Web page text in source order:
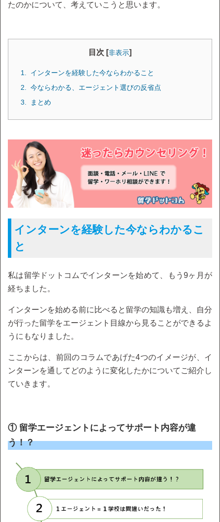
たのかについて、考えていこうと思います。
目次 [非表示]
インターンを経験した今ならわかること
今ならわかる、エージェント選びの反省点
まとめ
インターンを経験した今ならわかるこ
と
私は留学ドットコムでインターンを始めて、もう9ヶ月が
経ちました。
インターンを始める前に比べると留学の知識も増え、自分
が行った留学をエージェント目線から見ることができるよ
うにもなりました。
ここからは、前回のコラムであげた4つのイメージが、イ
ンターンを通してどのように変化したかについてご紹介し
ていきます。
① 留学エージェントによってサポート内容が違
う！？